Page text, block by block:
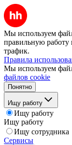
Мы используем
правильную работу
трафик.
Правила
Мы используем
файлов cookie
Понятно
Ищу работу
Ищу работу
Ищу работу
Ищу сотрудника
Сервисы